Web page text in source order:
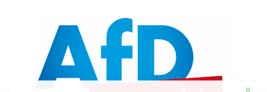
Datenschutzeinstellungen
Wir nutzen Cookies auf unserer Website. Einige von ihnen sind
essenziell, während andere uns helfen, diese Website und Ihre
Erfahrung zu verbessern.